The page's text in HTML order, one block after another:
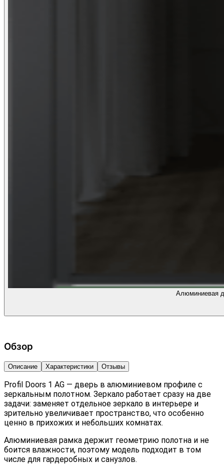
Алюминиевая
Обзор
Описание Характеристики Отзывы
Profil Doors 1 AG — дверь в алюминиевом профиле с
зеркальным полотном. Зеркало работает сразу на две
задачи: заменяет отдельное зеркало в интерьере и
зрительно увеличивает пространство, что особенно
ценно в прихожих и небольших комнатах.
Алюминиевая рамка держит геометрию полотна и не
боится влажности, поэтому модель подходит в том
числе для гардеробных и санузлов.